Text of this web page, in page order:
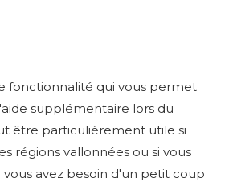
fonctionnalité qui vous permet
supplémentaire lors du
être particulièrement utile si
régions vallonnées ou si vous
avez besoin d'un petit coup